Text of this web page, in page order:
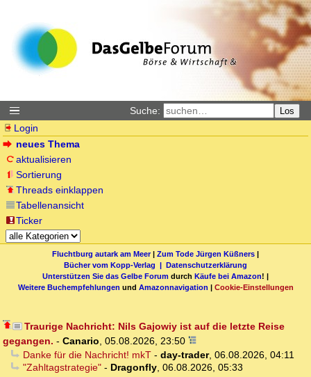
Suche: Los
Login
neues Thema
aktualisieren
Sortierung
Threads einklappen
Tabellenansicht
Ticker
Fluchtburg autark am Meer| Zum Tode Jürgen Küßners |
Bücher vom Kopp-Verlag | Datenschutzerklärung
Unterstützen Sie das Gelbe Forum durch Käufe bei Amazon! |
Weitere Buchempfehlungen und Amazonnavigation | Cookie-Einstellungen
Traurige Nachricht: Nils Gajowiy ist auf die letzte Reise
gegangen. - Canario, 05.08.2026, 23:50
Danke für die Nachricht! mkT- day-trader, 06.08.2026, 04:11
"Zahltagstrategie"- Dragonfly, 06.08.2026, 05:33